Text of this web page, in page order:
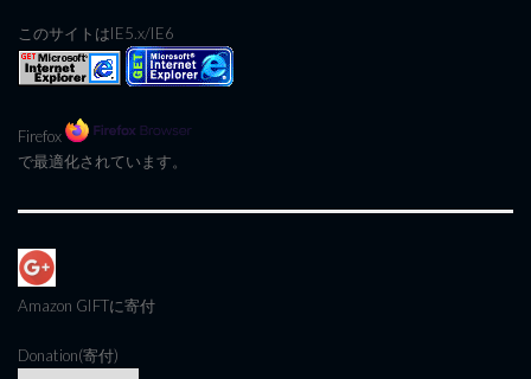
このサイトはIE5.x/IE6
Firefox
で最適化されています。
Amazon GIFTに寄付
Donation(寄付)